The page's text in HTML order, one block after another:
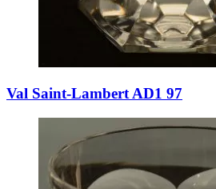
Val Saint-Lambert AD1 97